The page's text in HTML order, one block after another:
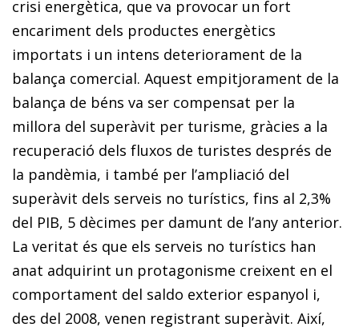
crisi energètica, que va provocar un fort
encariment dels productes energètics
importats i un intens deteriorament de la
balança comercial. Aquest empitjorament de la
balança de béns va ser compensat per la
millora del superàvit per turisme, gràcies a la
recuperació dels fluxos de turistes després de
la pandèmia, i també per l’ampliació del
superàvit dels serveis no turístics, fins al 2,3%
del PIB, 5 dècimes per damunt de l’any anterior.
La veritat és que els serveis no turístics han
anat adquirint un protagonisme creixent en el
comportament del saldo exterior espanyol i,
des del 2008, venen registrant superàvit. Així,